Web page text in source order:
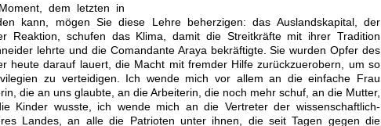
dem letzten in
kann, mögen Sie diese Lehre beherzigen: das Auslandskapital, der
Reaktion, schufen das Klima, damit die Streitkräfte mit ihrer Tradition
lehrte und die Comandante Araya bekräftigte. Sie wurden Opfer des
heute darauf lauert, die Macht mit fremder Hilfe zurückzuerobern, um so
zu verteidigen. Ich wende mich vor allem an die einfache Frau
die an uns glaubte, an die Arbeiterin, die noch mehr schuf, an die Mutter,
Kinder wusste, ich wende mich an die Vertreter der wissenschaftlich-
Landes, an alle die Patrioten unter ihnen, die seit Tagen gegen die